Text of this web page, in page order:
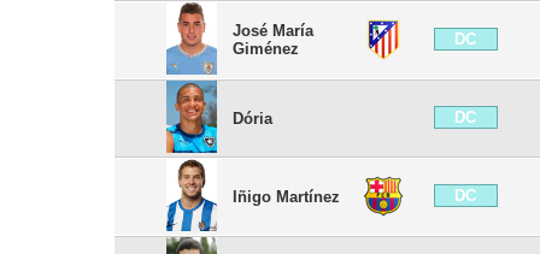
José María
Giménez
DC
Dória DC
Iñigo Martínez DC